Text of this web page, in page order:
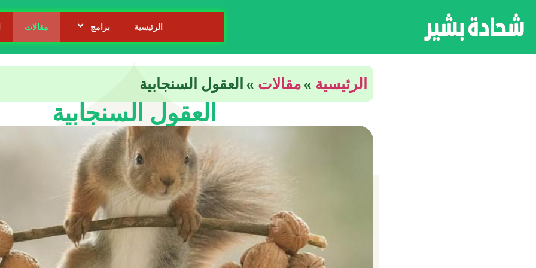
الرئيسية برامج مقالات
الرئيسية »مقالات »العقول السنجابية
العقول السنجابية